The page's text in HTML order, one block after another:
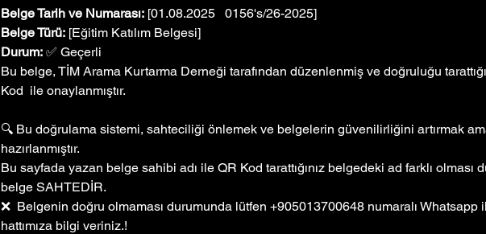
Belge Tarih ve Numarası: [01.08.2025   0156's/26-2025]
Belge Türü: [Eğitim Katılım Belgesi]
Durum: ✅ Geçerli
Bu belge, TİM Arama Kurtarma Derneği tarafından düzenlenmiş ve doğruluğu
Kod  ile onaylanmıştır.
🔍 Bu doğrulama sistemi, sahteciliği önlemek ve belgelerin güvenilirliğini artırmak
hazırlanmıştır.
Bu sayfada yazan belge sahibi adı ile QR Kod tarattığınız belgedeki ad farklı olması
belge SAHTEDİR.
❌  Belgenin doğru olmaması durumunda lütfen +905013700648 numaralı Whatsapp
hattımıza bilgi veriniz.!